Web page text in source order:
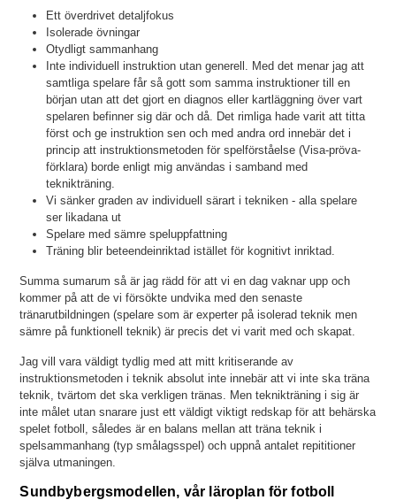
Ett överdrivet detaljfokus
Isolerade övningar
Otydligt sammanhang
Inte individuell instruktion utan generell. Med det menar jag att
samtliga spelare får så gott som samma instruktioner till en
början utan att det gjort en diagnos eller kartläggning över vart
spelaren befinner sig där och då. Det rimliga hade varit att titta
först och ge instruktion sen och med andra ord innebär det i
princip att instruktionsmetoden för spelförståelse (Visa-pröva-
förklara) borde enligt mig användas i samband med
teknikträning.
Vi sänker graden av individuell särart i tekniken - alla spelare
ser likadana ut
Spelare med sämre speluppfattning
Träning blir beteendeinriktad istället för kognitivt inriktad.
Summa sumarum så är jag rädd för att vi en dag vaknar upp och
kommer på att de vi försökte undvika med den senaste
tränarutbildningen (spelare som är experter på isolerad teknik men
sämre på funktionell teknik) är precis det vi varit med och skapat.
Jag vill vara väldigt tydlig med att mitt kritiserande av
instruktionsmetoden i teknik absolut inte innebär att vi inte ska träna
teknik, tvärtom det ska verkligen tränas. Men teknikträning i sig är
inte målet utan snarare just ett väldigt viktigt redskap för att behärska
spelet fotboll, således är en balans mellan att träna teknik i
spelsammanhang (typ smålagsspel) och uppnå antalet repititioner
själva utmaningen.
Sundbybergsmodellen, vår läroplan för fotboll